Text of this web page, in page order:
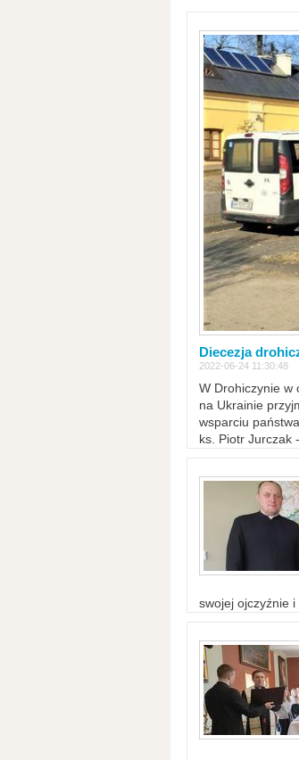
Diecezja
2022-06-24 11:30:48
W Drohiczynie w
na Ukrainie
wsparciu
ks. Piotr Jurczak
swojej ojczyźnie